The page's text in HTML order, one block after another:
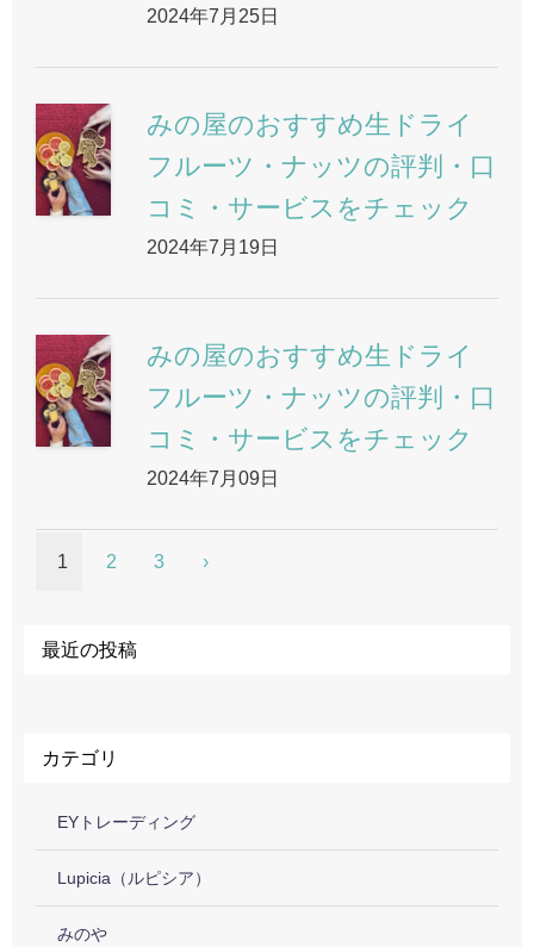
2024年7月25日
みの屋のおすすめ生ドライ
フルーツ・ナッツの評判・口
コミ・サービスをチェック
2024年7月19日
みの屋のおすすめ生ドライ
フルーツ・ナッツの評判・口
コミ・サービスをチェック
2024年7月09日
1 2 3
最近の投稿
カテゴリ
EYトレーディング
Lupicia（ルピシア）
みのや